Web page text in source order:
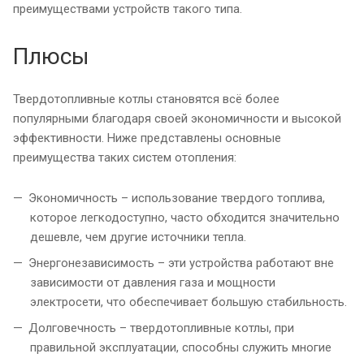
преимуществами устройств такого типа.
Плюсы
Твердотопливные котлы становятся всё более
популярными благодаря своей экономичности и высокой
эффективности. Ниже представлены основные
преимущества таких систем отопления:
Экономичность – использование твердого топлива,
которое легкодоступно, часто обходится значительно
дешевле, чем другие источники тепла.
Энергонезависимость – эти устройства работают вне
зависимости от давления газа и мощности
электросети, что обеспечивает большую стабильность.
Долговечность – твердотопливные котлы, при
правильной эксплуатации, способны служить многие